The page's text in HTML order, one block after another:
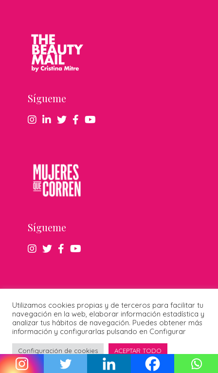
Sígueme
Sígueme
En mi newsletter comparto material inédito de
mi podcast, y otras historias, que solo podrás
Utilizamos cookies propias y de terceros para facilitar tu
navegación en la web, elaborar información estadística y
analizar tus hábitos de navegación. Puedes obtener más
información y configurarlas pulsando en Configurar
Configuración de cookies ACEPTAR TODO